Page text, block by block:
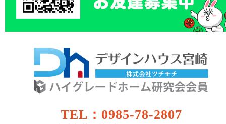
TEL：0985-78-2807